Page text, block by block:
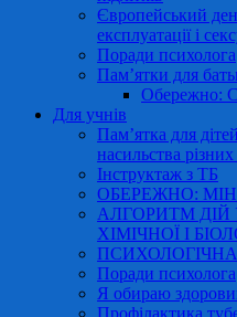
Європейський
експлуатації і
Поради психолога
Пам’ятки для
Обережно:
Для учнів
Пам’ятка для
насильства різних
Інструктаж з ТБ
ОБЕРЕЖНО:
АЛГОРИТМ ДІЙ
ХІМІЧНОЇ І
Поради психолога
Я обираю
Профілактика